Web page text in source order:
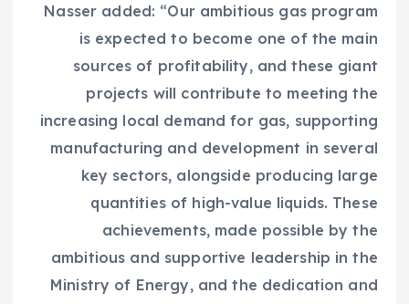
Nasser added: “Our ambitious gas program
is expected to become one of the main
sources of profitability, and these giant
projects will contribute to meeting the
increasing local demand for gas, supporting
manufacturing and development in several
key sectors, alongside producing large
quantities of high-value liquids. These
achievements, made possible by the
ambitious and supportive leadership in the
Ministry of Energy, and the dedication and